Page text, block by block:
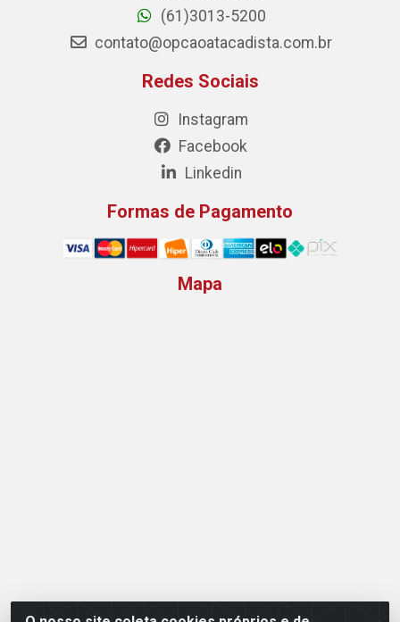
(61)3013-5200
contato@opcaoatacadista.com.br
Redes Sociais
Instagram
Facebook
Linkedin
Formas de Pagamento
Mapa